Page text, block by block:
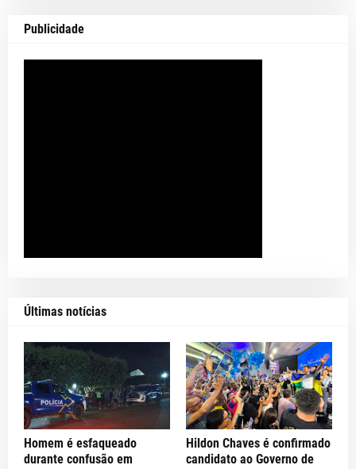
Publicidade
Últimas notícias
Homem é esfaqueado
durante confusão em
Hildon Chaves é confirmado
candidato ao Governo de